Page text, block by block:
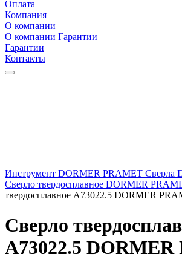
Оплата
Компания
О компании
О компании Гарантии
Гарантии
Контакты
Инструмент DORMER PRAMET Сверла
Сверло твердосплавное DORMER
твердосплавное A73022.5 DORMER
Сверло
A73022.5